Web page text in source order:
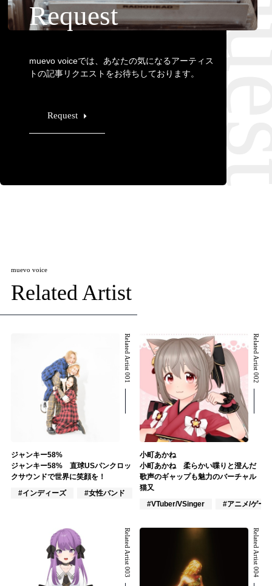
Request
muevo voiceでは、あなたの気になるアーティス
トの記事リクエストをお待ちしております。
Request
muevo voice
Related Artist
Related Artist 001
ジャンキー58%
ジャンキー58% 直球USパンクロッ
クサウンドで世界に笑顔を！
#インディーズ
#女性バンド #パンク
Related Artist 002
小町あかね
小町あかね 柔らかい喋りと澄んだ
歌声のギャップも魅力のバーチャル
猫又
#VTuber/VSinger
#アニメ/ゲーム
Related Artist 003 Related Artist 004